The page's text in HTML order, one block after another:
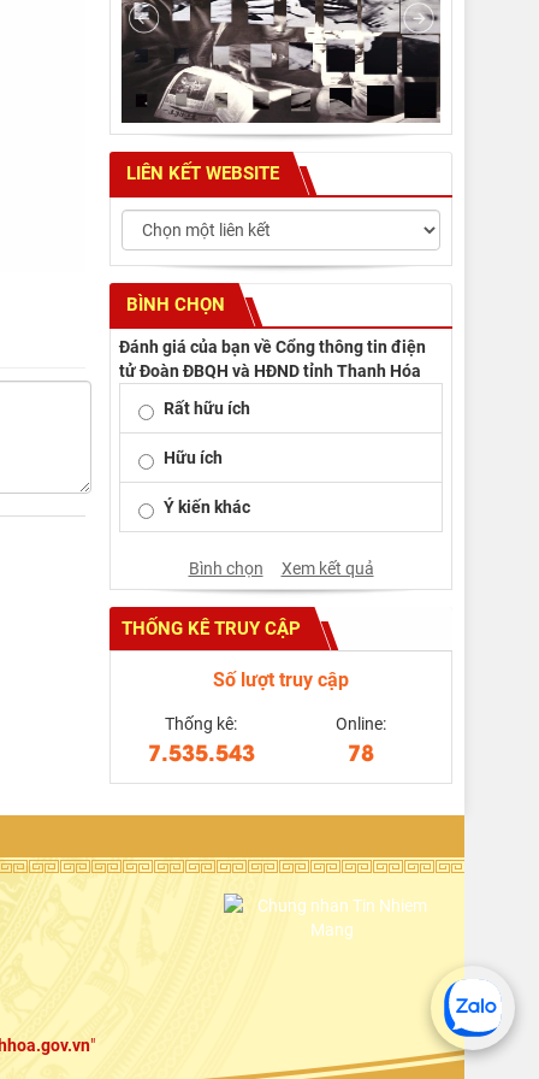
LIÊN KẾT WEBSITE
BÌNH CHỌN
Đánh giá của bạn về Cổng thông tin điện
tử Đoàn ĐBQH và HĐND tỉnh Thanh Hóa
Rất hữu ích
Hữu ích
Ý kiến khác
Bình chọn Xem kết quả
THỐNG KÊ TRUY CẬP
Số lượt truy cập
Thống kê:
7.535.543
Online:
78
"